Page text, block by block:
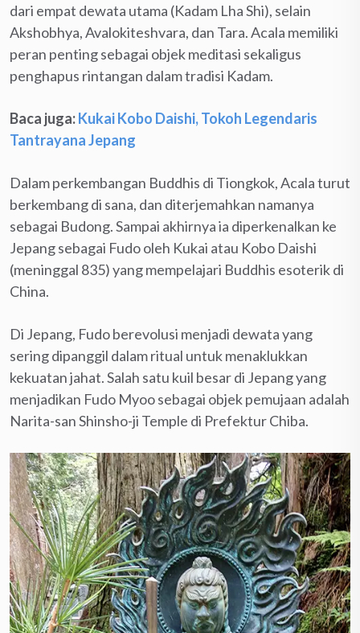
dari empat dewata utama (Kadam Lha Shi), selain
Akshobhya, Avalokiteshvara, dan Tara. Acala memiliki
peran penting sebagai objek meditasi sekaligus
penghapus rintangan dalam tradisi Kadam.
Baca juga:Kukai Kobo Daishi, Tokoh Legendaris
Tantrayana Jepang
Dalam perkembangan Buddhis di Tiongkok, Acala turut
berkembang di sana, dan diterjemahkan namanya
sebagai Budong. Sampai akhirnya ia diperkenalkan ke
Jepang sebagai Fudo oleh Kukai atau Kobo Daishi
(meninggal 835) yang mempelajari Buddhis esoterik di
China.
Di Jepang, Fudo berevolusi menjadi dewata yang
sering dipanggil dalam ritual untuk menaklukkan
kekuatan jahat. Salah satu kuil besar di Jepang yang
menjadikan Fudo Myoo sebagai objek pemujaan adalah
Narita-san Shinsho-ji Temple di Prefektur Chiba.